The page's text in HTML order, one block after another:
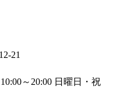
21
～20:00 日曜日・祝